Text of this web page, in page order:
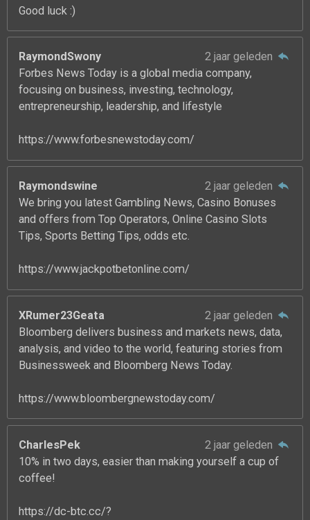
Good luck :)
RaymondSwony
2 jaar geleden
Forbes News Today is a global media company,
focusing on business, investing, technology,
entrepreneurship, leadership, and lifestyle
https://www.forbesnewstoday.com/
Raymondswine
2 jaar geleden
We bring you latest Gambling News, Casino Bonuses
and offers from Top Operators, Online Casino Slots
Tips, Sports Betting Tips, odds etc.
https://www.jackpotbetonline.com/
XRumer23Geata
2 jaar geleden
Bloomberg delivers business and markets news, data,
analysis, and video to the world, featuring stories from
Businessweek and Bloomberg News Today.
https://www.bloombergnewstoday.com/
CharlesPek
2 jaar geleden
10% in two days, easier than making yourself a cup of
coffee!
https://dc-btc.cc/?